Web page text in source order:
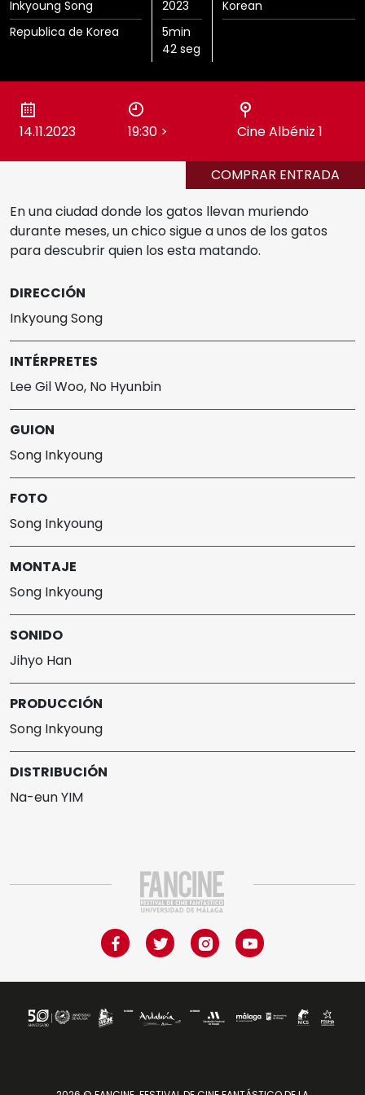
Sedes
MIFF
Cine Albéniz
Salón de Actos E.T.S.I.
Galería Central
Inkyoung Song
Republica de Korea
2023
5min
42 seg
Korean
14.11.2023 19:30 > Cine Albéniz 1
COMPRAR ENTRADA
En una ciudad donde los gatos llevan muriendo
durante meses, un chico sigue a unos de los gatos
para descubrir quien los esta matando.
DIRECCIÓN
Inkyoung Song
INTÉRPRETES
Lee Gil Woo, No Hyunbin
GUION
Song Inkyoung
FOTO
Song Inkyoung
MONTAJE
Song Inkyoung
SONIDO
Jihyo Han
PRODUCCIÓN
Song Inkyoung
DISTRIBUCIÓN
Na-eun YIM